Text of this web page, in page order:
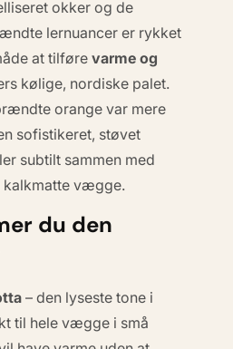
okker og de
ler­nuancer er rykket
at tilførevarme og
kølige, nordiske palet.
orange var mere
sofistikeret, støvet
subtilt sammen med
kalkmatte vægge.
du den
– den lyseste tone i
til hele vægge i små